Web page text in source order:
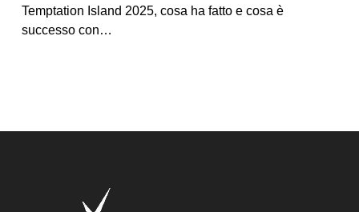
Temptation Island 2025, cosa ha fatto e cosa è
successo con…